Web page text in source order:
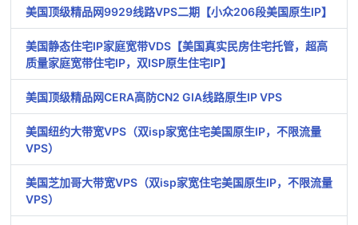
美国顶级精品网9929线路VPS二期【小众206段美国原生IP】
美国静态住宅IP家庭宽带VDS【美国真实民房住宅托管，超高
质量家庭宽带住宅IP，双ISP原生住宅IP】
美国顶级精品网CERA高防CN2 GIA线路原生IP VPS
美国纽约大带宽VPS（双isp家宽住宅美国原生IP，不限流量
VPS）
美国芝加哥大带宽VPS（双isp家宽住宅美国原生IP，不限流量
VPS）